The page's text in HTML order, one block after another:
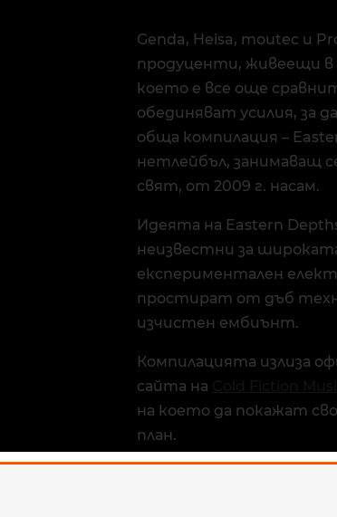
Genda, Heisa, moutec и
продуценти, живеещи в
което е все още
обединяват усилия, за
обща компилация –
нетлейбъл, занимаващ
свят, от 2009 г. насам.
Идеята на Eastern
неизвестни за
експериментален
простират от дъб
изчистен ембиънт.
Компилацията излиза
сайта на
на което да покажат
план.